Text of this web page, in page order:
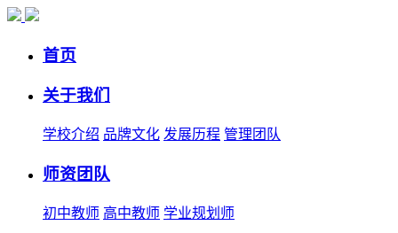
首页
关于我们
学校介绍 品牌文化 发展历程 管理团队
师资团队
初中教师 高中教师 学业规划师